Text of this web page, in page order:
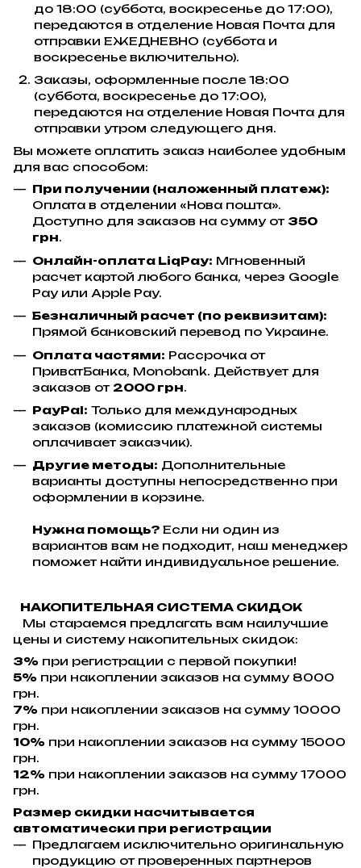
до 18:00 (суббота, воскресенье до 17:00),
передаются в отделение Новая Почта для
отправки ЕЖЕДНЕВНО (суббота и
воскресенье включительно).
Заказы, оформленные после 18:00
(суббота, воскресенье до 17:00),
передаются на отделение Новая Почта для
отправки утром следующего дня.
Вы можете оплатить заказ наиболее удобным
для вас способом:
При получении (наложенный платеж):
Оплата в отделении «Нова пошта».
Доступно для заказов на сумму от 350
грн.
Онлайн-оплата LiqPay: Мгновенный
расчет картой любого банка, через Google
Pay или Apple Pay.
Безналичный расчет (по реквизитам):
Прямой банковский перевод по Украине.
Оплата частями: Рассрочка от
ПриватБанка, Monobank. Действует для
заказов от 2000 грн.
PayPal: Только для международных
заказов (комиссию платежной системы
оплачивает заказчик).
Другие методы: Дополнительные
варианты доступны непосредственно при
оформлении в корзине.
Нужна помощь? Если ни один из
вариантов вам не подходит, наш менеджер
поможет найти индивидуальное решение.
НАКОПИТЕЛЬНАЯ СИСТЕМА СКИДОК
Мы стараемся предлагать вам наилучшие
цены и систему накопительных скидок:
3% при регистрации с первой покупки!
5% при накоплении заказов на сумму 8000
грн.
7% при накоплении заказов на сумму 10000
грн.
10% при накоплении заказов на сумму 15000
грн.
12% при накоплении заказов на сумму 17000
грн.
Размер скидки насчитывается
автоматически при регистрации
Предлагаем исключительно оригинальную
продукцию от проверенных партнеров